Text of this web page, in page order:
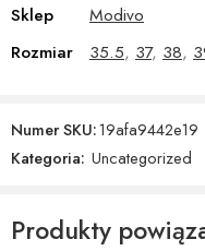
Sklep
Modivo
Rozmiar
35.5, 37, 38,
Numer SKU:19afa9442e19
Kategoria: Uncategorized
Produkty